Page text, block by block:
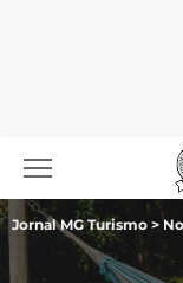
Jornal MG Turismo >